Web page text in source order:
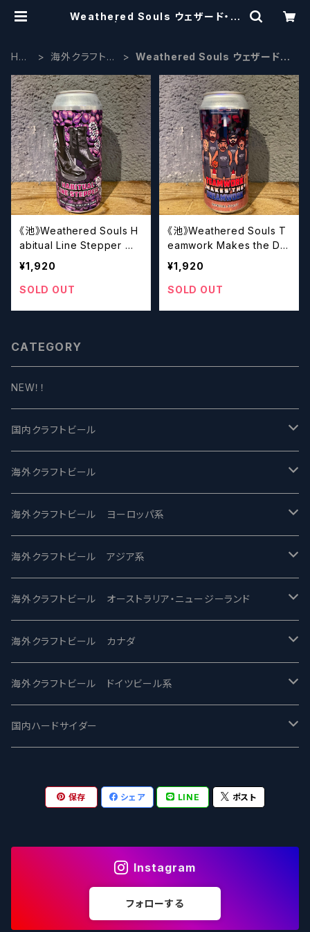
Weathered Souls ウェザード・ソ
HO
海外クラフトビ
Weathered Souls ウェザード・
《池》Weathered Souls H
abitual Line Stepper
ウェザード・ソウルズ ハビ
チュアル・ライン・ステッパー
【クラフトビールシザーズ】
¥1,920
SOLD OUT
《池》Weathered Souls T
eamwork Makes the Dr
eam Work ウェザード・ソ
ウルズ チームワーク・メイ
クス・ザ・ドリーム・ワーク
¥1,920
SOLD OUT
CATEGORY
NEW！！
国内クラフトビール
UCHU BREWING -うちゅうブルーイング
バテレ -VERTERE
2nd Story Ale Works -セカンドストーリー
ビアへるん - Beer Hearn
忽布古丹醸造 - HOP KOTAN
ワイマーケットブルーイング Y.Market Brewing
志賀高原ビール - SIGAKOGEN
箕面ビール - MINOH BEER
サンクトガーレン - Sankt Gallen
ウェストコーストブルーイング -WCB
海外クラフトビール
Modern Times モダンタイムズ
Maui マウイ
Toppling Goliath トップリンゴライアス
Fair State フェアステイト
Lagunitas ラグニタス
FirestoneWalker ファイアストーン
Mikkeller ミッケラー
Hop Nation ホップネーション
Brewski ブリュースキー
海外クラフトビール ヨーロッパ系
UnBarred -アンバード
SAIREN /サイレン
ワイルドチャイルド - Wilde Child
BrewDog Brewery - ブリュードッグ
The Flying Inn / ザ フライイング イン
Lambiek Fabriek - ファブリーク
Marble / マーブル
Buxton - バクストン
海外クラフトビール アジア系
gweilo-鬼佬 グウァイロ
Heart Of Darkness - ハートオブダークネス
Carbon brews -カーボン
TAIHU - タイフー
Behemoth - ベヒーモス
海外クラフトビール オーストラリア・ニュージーランド
ROCKY RIDGE - ロッキーリッジ
BODRIGGY BREWING ボッドリッジー
CO-CONSPIRATORS コ・コンスピレーターズ
Deep Creek Brewing Co.
8 Wired エイトワイアード
Isthmus イスムス
海外クラフトビール カナダ
Jackie O's ジャッキーオーズ
Westbrook ウェストブルック
Strathcona ストラスコナ
ODIN BREWING オディン
Electric Bicycle エレクトリックバイシクル
海外クラフトビール ドイツビール系
Karmeliten カーメリテン
Früh フリュー
Plank プランク
Tucher トゥーハー
国内ハードサイダー
保存 シェア LINE ポスト
Instagram
フォローする